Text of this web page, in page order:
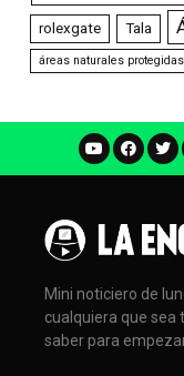
rolexgate Tala
áreas naturales protegidas
Mini noticiero de
cualquiera que sea
saber para